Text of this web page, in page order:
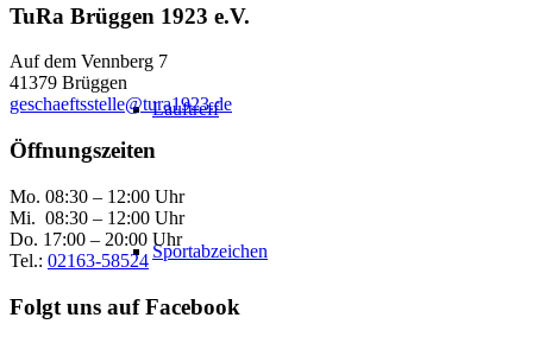
Lauftreff
Sportabzeichen
TuRa Brüggen 1923 e.V.
Auf dem Vennberg 7
41379 Brüggen
geschaeftsstelle@tura1923.de
Öffnungszeiten
Mo. 08:30 – 12:00 Uhr
Mi. 08:30 – 12:00 Uhr
Do. 17:00 – 20:00 Uhr
Tel.: 02163-58524
Folgt uns auf Facebook